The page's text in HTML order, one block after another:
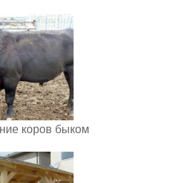
коров быком